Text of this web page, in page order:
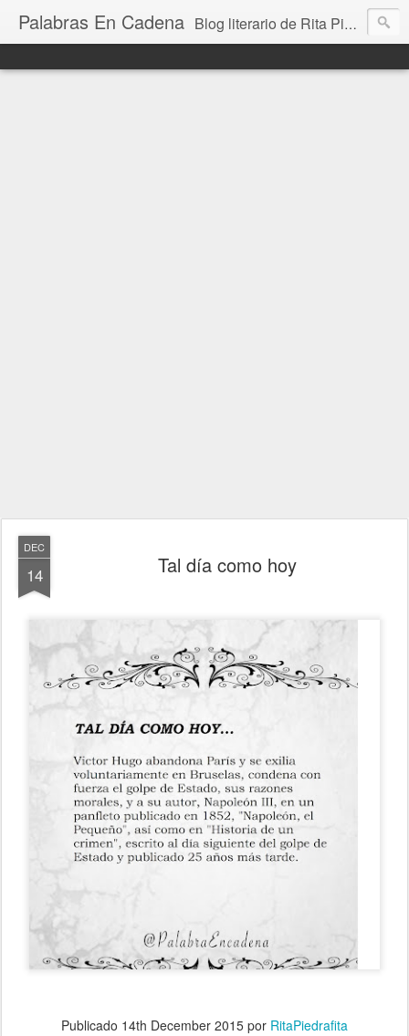
Palabras En Cadena Blog literario de Rita Piedrafita
DEC
14 Tal día como hoy
Publicado 14th December 2015 por RitaPiedrafita